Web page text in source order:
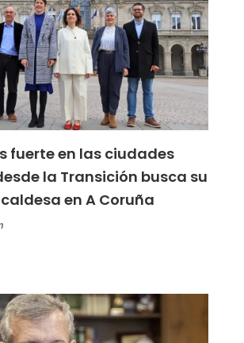
fuerte en las ciudades
la Transición busca su
en A Coruña